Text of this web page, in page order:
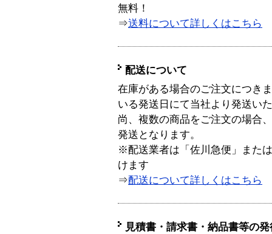
無料！
⇒送料について詳しくはこちら
配送について
在庫がある場合のご注文につき
いる発送日にて当社より発送い
尚、複数の商品をご注文の場合
発送となります。
※配送業者は「佐川急便」また
けます
⇒配送について詳しくはこちら
見積書・請求書・納品書等の